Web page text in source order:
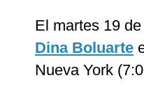
El martes 19
Dina Boluarte
Nueva York